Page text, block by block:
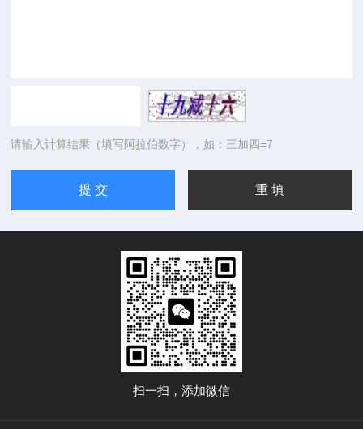
请输入计算结果（填写阿拉伯数字），如：三加四=7
扫一扫，添加微信